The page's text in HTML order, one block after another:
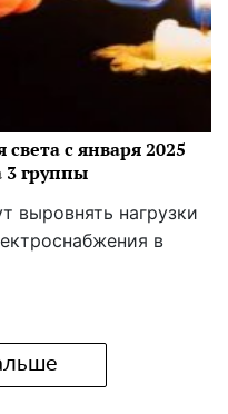
с января 2025
3 группы
выровнять нагрузки
в